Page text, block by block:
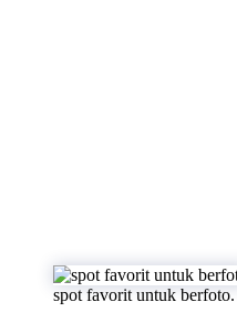
spot favorit untuk